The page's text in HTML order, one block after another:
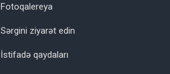
Fotoqalereya
Sərgini ziyarət edin
İstifadə qaydaları